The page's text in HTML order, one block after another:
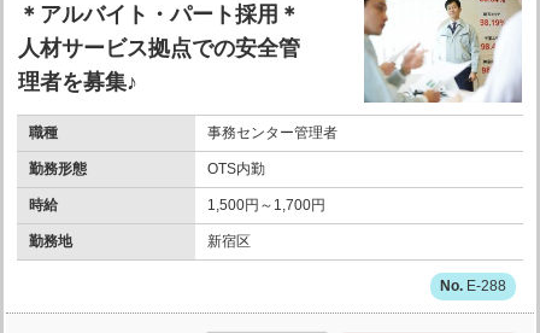
＊アルバイト・パート採用＊
人材サービス拠点での安全管
理者を募集♪
職種 事務センター管理者
勤務形態 OTS内勤
時給 1,500円～1,700円
勤務地 新宿区
E-288